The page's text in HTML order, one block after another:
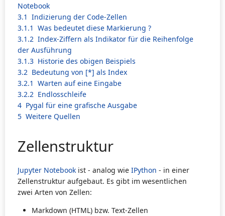
Notebook
3.1 Indizierung der Code-Zellen
3.1.1 Was bedeutet diese Markierung ?
3.1.2 Index-Ziffern als Indikator für die Reihenfolge
der Ausführung
3.1.3 Historie des obigen Beispiels
3.2 Bedeutung von [*] als Index
3.2.1 Warten auf eine Eingabe
3.2.2 Endlosschleife
4 Pygal für eine grafische Ausgabe
5 Weitere Quellen
Zellenstruktur
Jupyter Notebook ist - analog wie IPython - in einer
Zellenstruktur aufgebaut. Es gibt im wesentlichen
zwei Arten von Zellen:
Markdown (HTML) bzw. Text-Zellen